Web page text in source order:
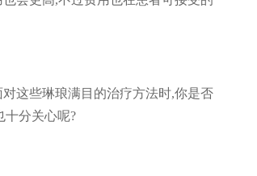
这些琳琅满目的治疗方法时,你是否
十分关心呢?